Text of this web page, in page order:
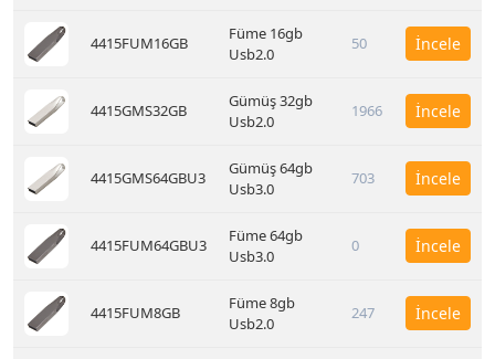
4415FUM16GB
Füme 16gb
Usb2.0
50 İncele
4415GMS32GB
Gümüş 32gb
Usb2.0
1966 İncele
4415GMS64GBU3
Gümüş 64gb
Usb3.0
703 İncele
4415FUM64GBU3
Füme 64gb
Usb3.0
0 İncele
4415FUM8GB
Füme 8gb
Usb2.0
247 İncele